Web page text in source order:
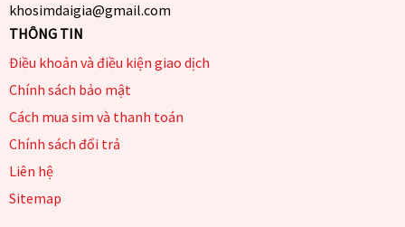
khosimdaigia@gmail.com
THÔNG TIN
Điều khoản và điều kiện giao dịch
Chính sách bảo mật
Cách mua sim và thanh toán
Chính sách đổi trả
Liên hệ
Sitemap